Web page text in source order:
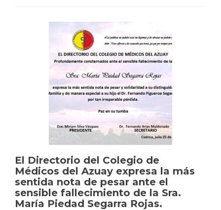
El Directorio del Colegio de
Médicos del Azuay expresa la más
sentida nota de pesar ante el
sensible fallecimiento de la Sra.
María Piedad Segarra Rojas.